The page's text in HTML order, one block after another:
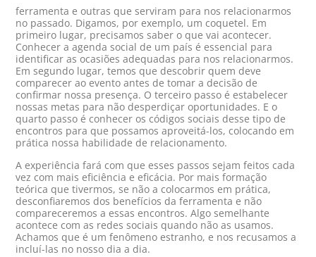
ferramenta e outras que serviram para nos relacionarmos
no passado. Digamos, por exemplo, um coquetel. Em
primeiro lugar, precisamos saber o que vai acontecer.
Conhecer a agenda social de um país é essencial para
identificar as ocasiões adequadas para nos relacionarmos.
Em segundo lugar, temos que descobrir quem deve
comparecer ao evento antes de tomar a decisão de
confirmar nossa presença. O terceiro passo é estabelecer
nossas metas para não desperdiçar oportunidades. E o
quarto passo é conhecer os códigos sociais desse tipo de
encontros para que possamos aproveitá-los, colocando em
prática nossa habilidade de relacionamento.
A experiência fará com que esses passos sejam feitos cada
vez com mais eficiência e eficácia. Por mais formação
teórica que tivermos, se não a colocarmos em prática,
desconfiaremos dos benefícios da ferramenta e não
compareceremos a essas encontros. Algo semelhante
acontece com as redes sociais quando não as usamos.
Achamos que é um fenômeno estranho, e nos recusamos a
incluí-las no nosso dia a dia.